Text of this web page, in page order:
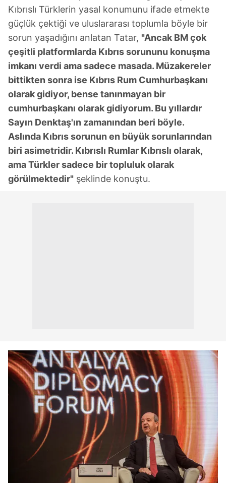
Kıbrıslı Türklerin yasal konumunu ifade etmekte
güçlük çektiği ve uluslararası toplumla böyle bir
sorun yaşadığını anlatan Tatar, "Ancak BM çok
çeşitli platformlarda Kıbrıs sorununu konuşma
imkanı verdi ama sadece masada. Müzakereler
bittikten sonra ise Kıbrıs Rum Cumhurbaşkanı
olarak gidiyor, bense tanınmayan bir
cumhurbaşkanı olarak gidiyorum. Bu yıllardır
Sayın Denktaş'ın zamanından beri böyle.
Aslında Kıbrıs sorunun en büyük sorunlarından
biri asimetridir. Kıbrıslı Rumlar Kıbrıslı olarak,
ama Türkler sadece bir topluluk olarak
görülmektedir" şeklinde konuştu.